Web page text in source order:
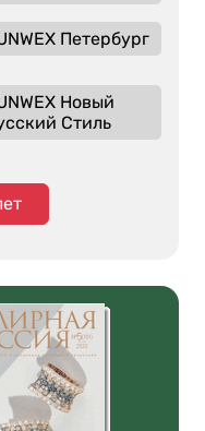
Петербург
Новый
Стиль